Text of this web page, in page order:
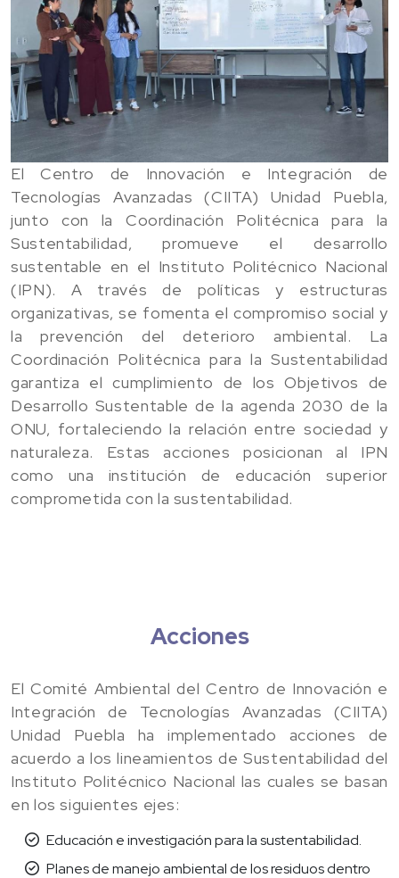
El Centro de Innovación e Integración de
Tecnologías Avanzadas (CIITA) Unidad Puebla,
junto con la Coordinación Politécnica para la
Sustentabilidad, promueve el desarrollo
sustentable en el Instituto Politécnico Nacional
(IPN). A través de políticas y estructuras
organizativas, se fomenta el compromiso social y
la prevención del deterioro ambiental. La
Coordinación Politécnica para la Sustentabilidad
garantiza el cumplimiento de los Objetivos de
Desarrollo Sustentable de la agenda 2030 de la
ONU, fortaleciendo la relación entre sociedad y
naturaleza. Estas acciones posicionan al IPN
como una institución de educación superior
comprometida con la sustentabilidad.
Acciones
El Comité Ambiental del Centro de Innovación e
Integración de Tecnologías Avanzadas (CIITA)
Unidad Puebla ha implementado acciones de
acuerdo a los lineamientos de Sustentabilidad del
Instituto Politécnico Nacional las cuales se basan
en los siguientes ejes:
Educación e investigación para la sustentabilidad.
Planes de manejo ambiental de los residuos dentro